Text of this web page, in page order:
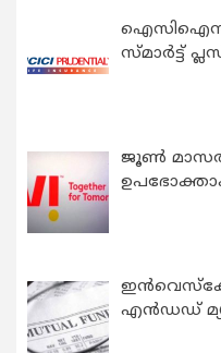
സ്മാർട്ട്
ജൂൺ
എന്‍ഡഡ്